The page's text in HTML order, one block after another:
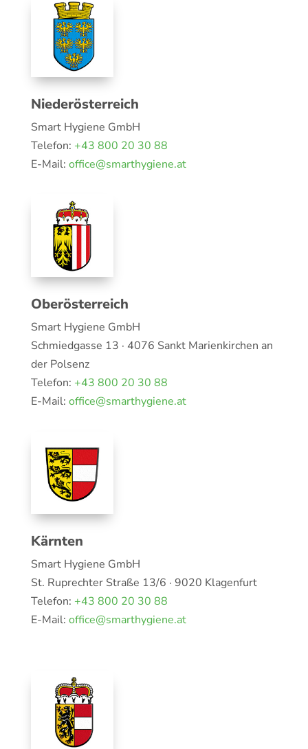
Niederösterreich
Smart Hygiene GmbH
Telefon: +43 800 20 30 88
E-Mail: office@smarthygiene.at
Oberösterreich
Smart Hygiene GmbH
Schmiedgasse 13 · 4076 Sankt Marienkirchen an
der Polsenz
Telefon: +43 800 20 30 88
E-Mail: office@smarthygiene.at
Kärnten
Smart Hygiene GmbH
St. Ruprechter Straße 13/6 · 9020 Klagenfurt
Telefon: +43 800 20 30 88
E-Mail: office@smarthygiene.at